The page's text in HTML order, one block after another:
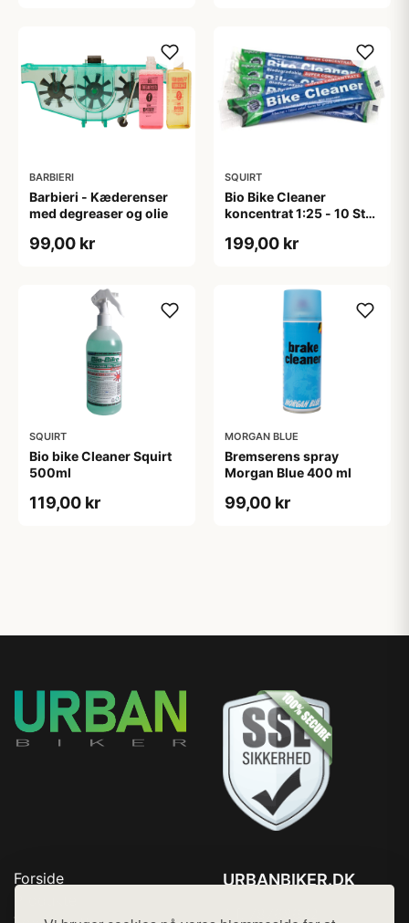
BARBIERI
Barbieri - Kæderenser
med degreaser og olie
99,00 kr
SQUIRT
Bio Bike Cleaner
koncentrat 1:25 - 10 Stk
199,00 kr
SQUIRT
Bio bike Cleaner Squirt
500ml
119,00 kr
MORGAN BLUE
Bremserens spray
Morgan Blue 400 ml
99,00 kr
Forside
URBANBIKER.DK